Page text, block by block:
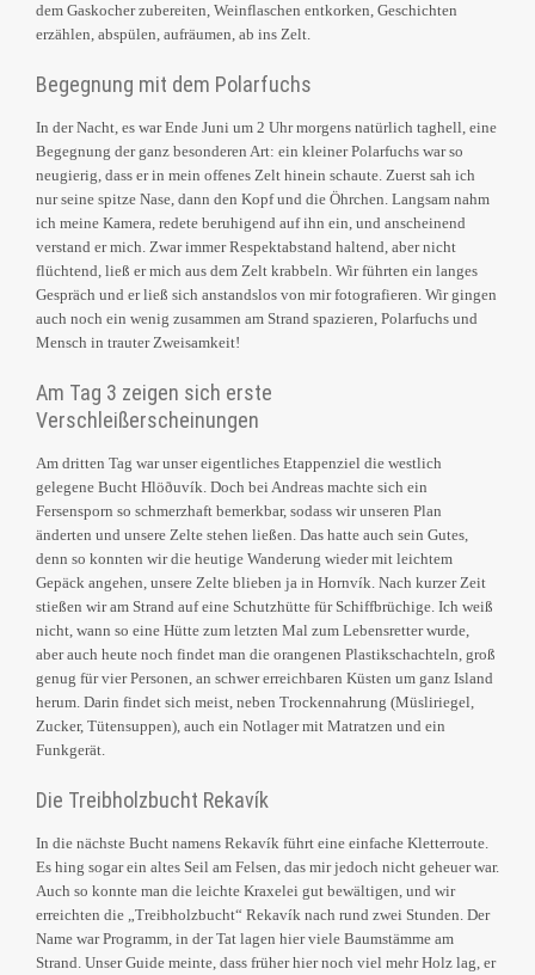
dem Gaskocher zubereiten, Weinflaschen entkorken, Geschichten
erzählen, abspülen, aufräumen, ab ins Zelt.
Begegnung mit dem Polarfuchs
In der Nacht, es war Ende Juni um 2 Uhr morgens natürlich taghell, eine
Begegnung der ganz besonderen Art: ein kleiner Polarfuchs war so
neugierig, dass er in mein offenes Zelt hinein schaute. Zuerst sah ich
nur seine spitze Nase, dann den Kopf und die Öhrchen. Langsam nahm
ich meine Kamera, redete beruhigend auf ihn ein, und anscheinend
verstand er mich. Zwar immer Respektabstand haltend, aber nicht
flüchtend, ließ er mich aus dem Zelt krabbeln. Wir führten ein langes
Gespräch und er ließ sich anstandslos von mir fotografieren. Wir gingen
auch noch ein wenig zusammen am Strand spazieren, Polarfuchs und
Mensch in trauter Zweisamkeit!
Am Tag 3 zeigen sich erste
Verschleißerscheinungen
Am dritten Tag war unser eigentliches Etappenziel die westlich
gelegene Bucht Hlöðuvík. Doch bei Andreas machte sich ein
Fersensporn so schmerzhaft bemerkbar, sodass wir unseren Plan
änderten und unsere Zelte stehen ließen. Das hatte auch sein Gutes,
denn so konnten wir die heutige Wanderung wieder mit leichtem
Gepäck angehen, unsere Zelte blieben ja in Hornvík. Nach kurzer Zeit
stießen wir am Strand auf eine Schutzhütte für Schiffbrüchige. Ich weiß
nicht, wann so eine Hütte zum letzten Mal zum Lebensretter wurde,
aber auch heute noch findet man die orangenen Plastikschachteln, groß
genug für vier Personen, an schwer erreichbaren Küsten um ganz Island
herum. Darin findet sich meist, neben Trockennahrung (Müsliriegel,
Zucker, Tütensuppen), auch ein Notlager mit Matratzen und ein
Funkgerät.
Die Treibholzbucht Rekavík
In die nächste Bucht namens Rekavík führt eine einfache Kletterroute.
Es hing sogar ein altes Seil am Felsen, das mir jedoch nicht geheuer war.
Auch so konnte man die leichte Kraxelei gut bewältigen, und wir
erreichten die „Treibholzbucht“ Rekavík nach rund zwei Stunden. Der
Name war Programm, in der Tat lagen hier viele Baumstämme am
Strand. Unser Guide meinte, dass früher hier noch viel mehr Holz lag, er